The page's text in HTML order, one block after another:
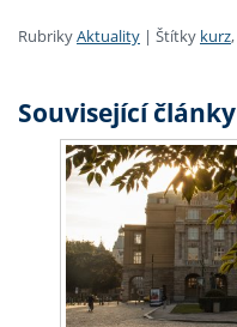
RubrikyAktuality | Štítky kurz,
Související články